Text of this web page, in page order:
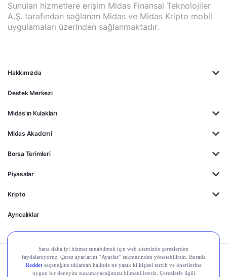
Hakkımızda
Destek Merkezi
Midas'ın Kulakları
Midas Akademi
Borsa Terimleri
Piyasalar
Kripto
Ayrıcalıklar
Sunulan hizmetlere erişim Midas Finansal Teknolojiler
A.Ş. tarafından sağlanan Midas ve Midas Kripto mobil
uygulamaları üzerinden sağlanmaktadır.
Kişisel Verilerin
Korunması
Gizlilik
Politikası
Yasal
Duyurular
Çerez
Ayarları